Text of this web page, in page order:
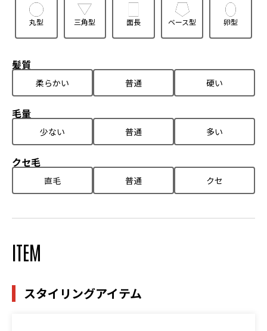
丸型 三角型 面長 ベース型 卵型
髪質
柔らかい 普通 硬い
毛量
少ない 普通 多い
クセ毛
直毛 普通 クセ
ITEM
スタイリングアイテム